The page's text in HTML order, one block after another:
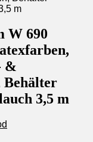
W 690
&
Behälter
3,5 m